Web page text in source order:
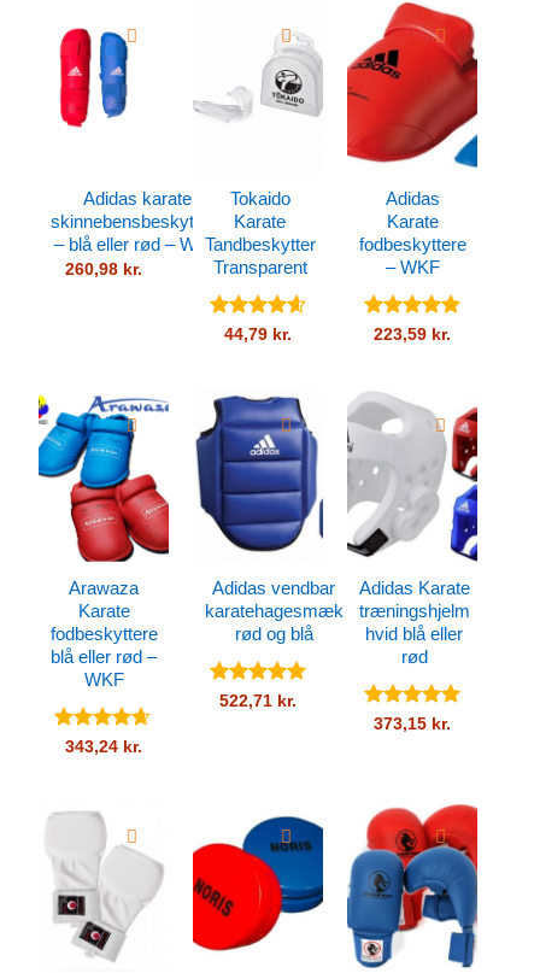
Adidas karate
skinnebensbeskyttere
– blå eller rød – WKF
260,98 kr.
Tokaido
Karate
Tandbeskytter
Transparent
Vurderet
44,79 kr.
Adidas
Karate
fodbeskyttere
– WKF
Vurderet
223,59 kr.
Arawaza
Karate
fodbeskyttere
blå eller rød –
WKF
Vurderet
343,24 kr.
Adidas vendbar
karatehagesmæk
rød og blå
Vurderet5
522,71 kr.
Adidas Karate
træningshjelm
hvid blå eller
rød
Vurderet5
373,15 kr.